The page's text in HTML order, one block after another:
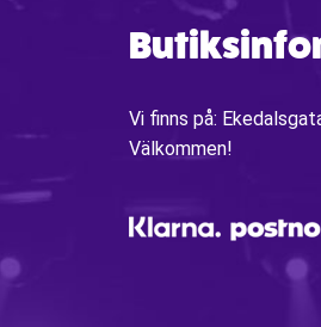
Vi finns på:
Välkommen!